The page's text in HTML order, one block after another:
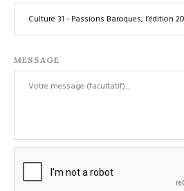
MESSAGE